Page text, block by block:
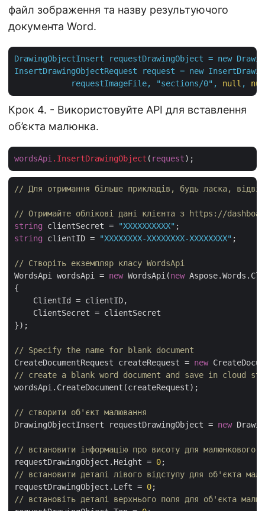
файл зображення та назву результуючого
документа Word.
DrawingObjectInsert requestDrawingObject = new
InsertDrawingObjectRequest
request = new
requestImageFile,
"sections/0" , null ,
Крок 4. - Використовуйте API для вставлення
об’єкта малюнка.
wordsApi .InsertDrawingObject ( request
// Для отримання більше прикладів, будь ласка,
// Отримайте облікові дані клієнта з https://
string clientSecret = "XXXXXXXXXX"
string clientID = "XXXXXXXX-XXXXXXXX-XXXXXXXX" ;
// Створіть екземпляр класу WordsApi
WordsApi wordsApi = new WordsApi(new
{
    ClientId = clientID,
    ClientSecret = clientSecret
});
// Specify the name for blank document
CreateDocumentRequest createRequest = new
// create a blank word document and save in cloud
wordsApi.CreateDocument(createRequest);
// створити об'єкт малювання
DrawingObjectInsert requestDrawingObject = new
// встановити інформацію про висоту для малюнкового
requestDrawingObject.Height = 0
// встановити деталі лівого відступу для об'єкта
requestDrawingObject.Left = 0
// встановіть деталі верхнього поля для об'єкта